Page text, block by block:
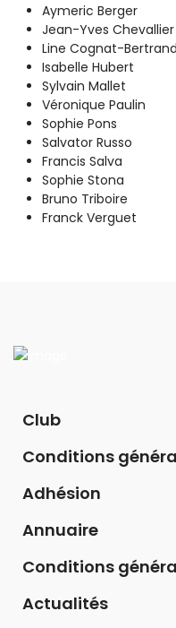
Aymeric Berger
Jean-Yves Chevallier
Line Cognat-Bertrand
Isabelle Hubert
Sylvain Mallet
Véronique Paulin
Sophie Pons
Salvator Russo
Francis Salva
Sophie Stona
Bruno Triboire
Franck Verguet
Club
Conditions
Adhésion
Annuaire
Conditions
Actualités